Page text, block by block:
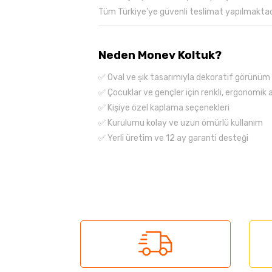
Tüm Türkiye’ye güvenli teslimat
Neden Monev Koltuk?
✅ Oval ve şık tasarımıyla dekoratif görünüm
✅ Çocuklar ve gençler için renkli,
✅ Kişiye özel kaplama seçenekleri
✅ Kurulumu kolay ve uzun ömürlü kullanım
✅ Yerli üretim ve 12 ay garanti desteği
Ürün resmi kalitesiz, bozuk veya
Ürün açıklamasında eksik bilgiler